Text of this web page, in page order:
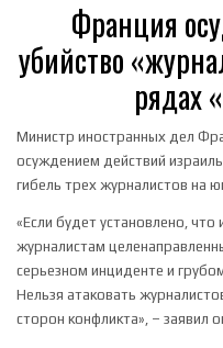
Франция
убийство
рядах
Министр иностранных дел
осуждением действий
гибель трех журналистов на
«Если будет установлено, что
журналистам
серьезном инциденте и
Нельзя атаковать
сторон конфликта», – заявил